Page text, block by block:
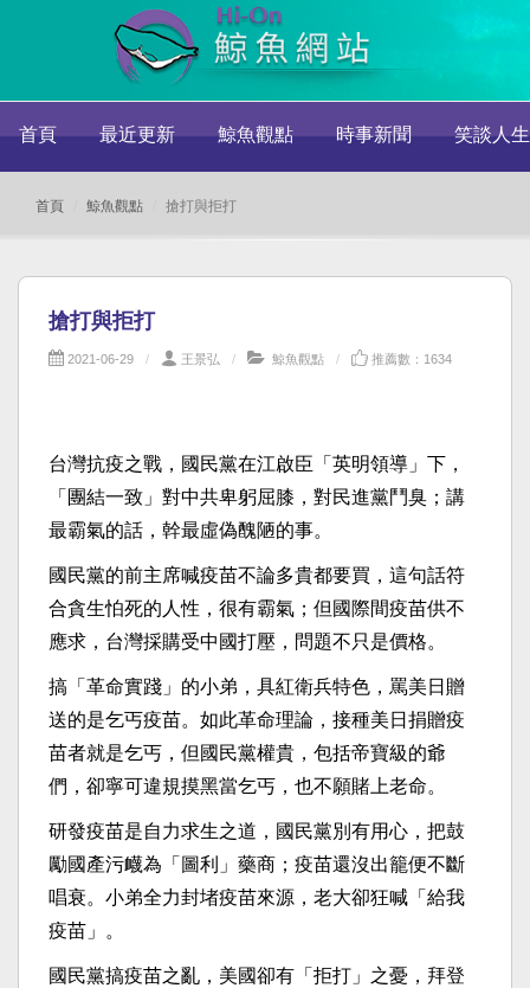
首頁 最近更新 鯨魚觀點 時事新聞 笑談人生
首頁 鯨魚觀點 搶打與拒打
搶打與拒打
2021-06-29 王景弘 鯨魚觀點 推薦數：1634
台灣抗疫之戰，國民黨在江啟臣「英明領導」下，
「團結一致」對中共卑躬屈膝，對民進黨鬥臭；講
最霸氣的話，幹最虛偽醜陋的事。
國民黨的前主席喊疫苗不論多貴都要買，這句話符
合貪生怕死的人性，很有霸氣；但國際間疫苗供不
應求，台灣採購受中國打壓，問題不只是價格。
搞「革命實踐」的小弟，具紅衛兵特色，罵美日贈
送的是乞丐疫苗。如此革命理論，接種美日捐贈疫
苗者就是乞丐，但國民黨權貴，包括帝寶級的爺
們，卻寧可違規摸黑當乞丐，也不願賭上老命。
研發疫苗是自力求生之道，國民黨別有用心，把鼓
勵國產污衊為「圖利」藥商；疫苗還沒出籠便不斷
唱衰。小弟全力封堵疫苗來源，老大卻狂喊「給我
疫苗」。
國民黨搞疫苗之亂，美國卻有「拒打」之憂，拜登